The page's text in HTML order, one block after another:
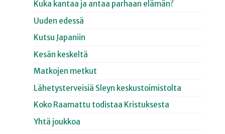
Kuka kantaa ja antaa parhaan elämän?
Uuden edessä
Kutsu Japaniin
Kesän keskeltä
Matkojen metkut
Lähetysterveisiä Sleyn keskustoimistolta
Koko Raamattu todistaa Kristuksesta
Yhtä joukkoa